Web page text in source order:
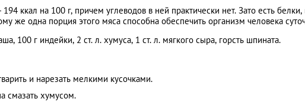
ккал на 100 г, причем углеводов в ней практически нет. Зато есть
же одна порция этого мяса способна обеспечить организм человека
100 г индейки, 2 ст. л. хумуса, 1 ст. л. мягкого сыра, горсть шпината.
и нарезать мелкими кусочками.
смазать хумусом.